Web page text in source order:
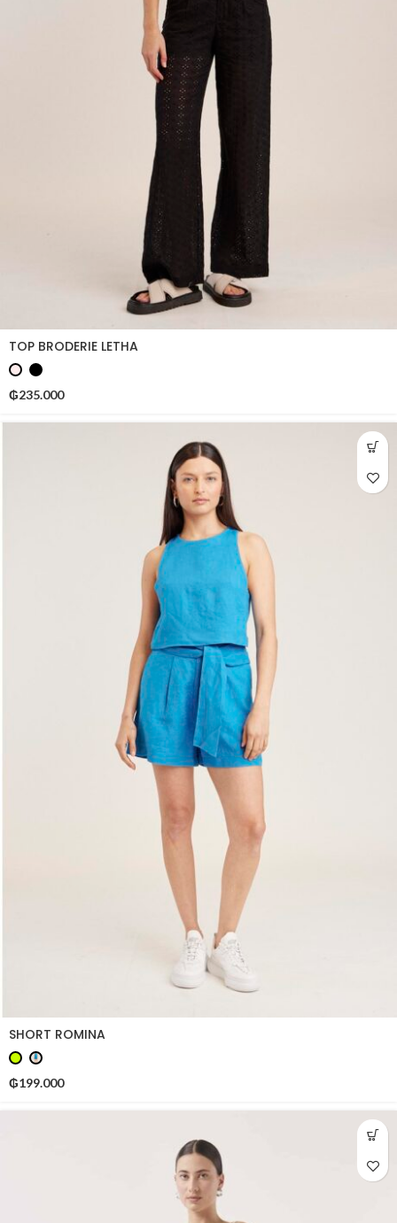
TOP BRODERIE LETHA
₲235.000
SHORT ROMINA
₲199.000